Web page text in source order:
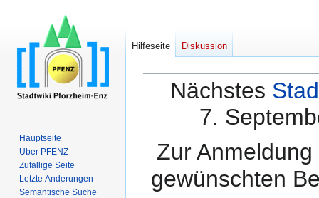
Nächstes
7.
Zur
gewünschten
Hilfeseite Diskussion
Hauptseite
Über PFENZ
Zufällige Seite
Letzte Änderungen
Semantische Suche